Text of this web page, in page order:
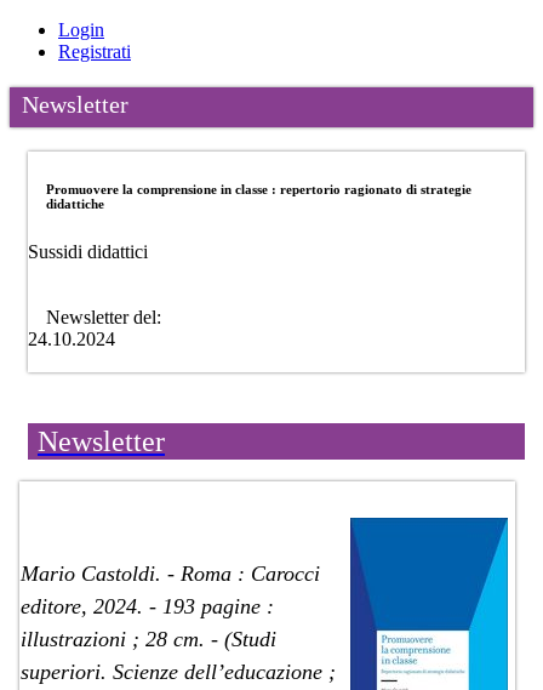
Login
Registrati
Newsletter
Promuovere la comprensione in classe : repertorio ragionato di strategie
didattiche
Sussidi didattici
Newsletter del:
24.10.2024
Newsletter
​​Mario Castoldi. - Roma : Carocci
editore, 2024. - 193 pagine :
illustrazioni ; 28 cm. - (Studi
superiori. Scienze dell’educazione ;